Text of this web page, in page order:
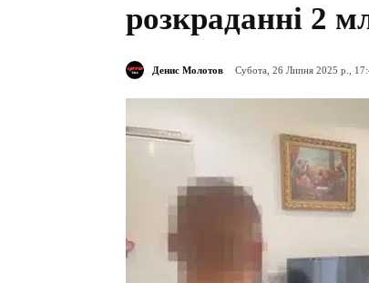
розкраданні 2
Денис Молотов Субота, 26 Липня 2025 р.,